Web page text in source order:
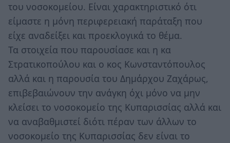
του νοσοκομείου. Είναι χαρακτηριστικό ότι
είμαστε η μόνη περιφερειακή παράταξη που
είχε αναδείξει και προεκλογικά το θέμα.
Τα στοιχεία που παρουσίασε και η κα
Στρατικοπούλου και ο κος Κωνσταντόπουλος
αλλά και η παρουσία του Δημάρχου Ζαχάρως,
επιβεβαιώνουν την ανάγκη όχι μόνο να μην
κλείσει το νοσοκομείο της Κυπαρισσίας αλλά και
να αναβαθμιστεί διότι πέραν των άλλων το
νοσοκομείο της Κυπαρισσίας δεν είναι το